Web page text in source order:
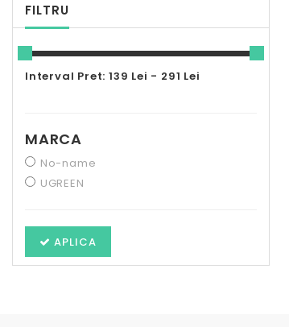
FILTRU
Interval Pret: 139 Lei - 291 Lei
MARCA
No-name
UGREEN
APLICA